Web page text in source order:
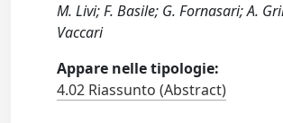
M. Livi; F. Basile; G. Fornasari; A.
Vaccari
Appare nelle tipologie:
4.02 Riassunto (Abstract)